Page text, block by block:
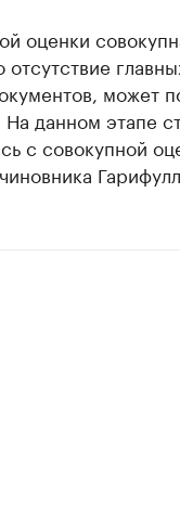
оценки
может
На данном этапе
с совокупной